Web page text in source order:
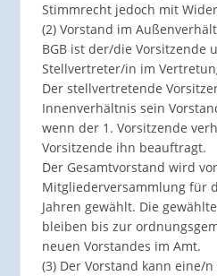
Stimmrecht jedoch mit
(2) Vorstand im
BGB ist der/die Vorsitzende
Stellvertreter/in im
Der stellvertretende
Innenverhältnis sein
wenn der 1. Vorsitzende
Vorsitzende ihn beauftragt.
Der Gesamtvorstand wird
Mitgliederversammlung für
Jahren gewählt. Die
bleiben bis zur
neuen Vorstandes im Amt.
(3) Der Vorstand kann eine/